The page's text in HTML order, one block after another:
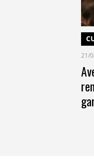
21/